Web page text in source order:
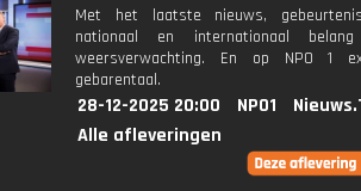
Met het laatste nieuws,
nationaal en internationaal
weersverwachting. En op NPO 1
gebarentaal.
28-12-2025 20:00 NPO1
Alle afleveringen